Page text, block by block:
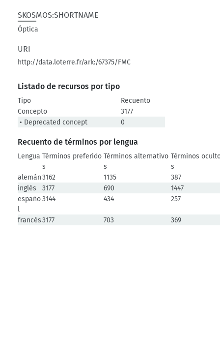
SKOSMOS:SHORTNAME
Óptica
URI
http://data.loterre.fr/ark:/67375/FMC
Listado de recursos por tipo
Tipo
Recuento
Concepto
3177
• Deprecated concept
0
Recuento de términos por lengua
Lengua Términos preferido
s
Términos alternativo
s
Términos
s
alemán3162 1135
387
inglés
3177 690
1447
españo
l
3144 434 257
francés3177 703 369